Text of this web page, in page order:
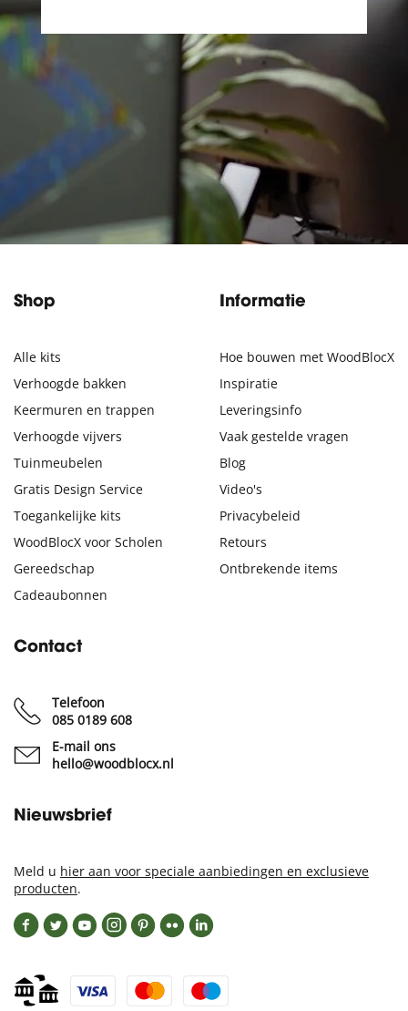
Shop
Alle kits
Verhoogde bakken
Keermuren en trappen
Verhoogde vijvers
Tuinmeubelen
Gratis Design Service
Toegankelijke kits
WoodBlocX voor Scholen
Gereedschap
Cadeaubonnen
Informatie
Hoe bouwen met WoodBlocX
Inspiratie
Leveringsinfo
Vaak gestelde vragen
Blog
Video's
Privacybeleid
Retours
Ontbrekende items
Contact
Telefoon
085 0189 608
E-mail ons
hello@woodblocx.nl
Nieuwsbrief
Meld u hier aan voor speciale aanbiedingen en exclusieve
producten.